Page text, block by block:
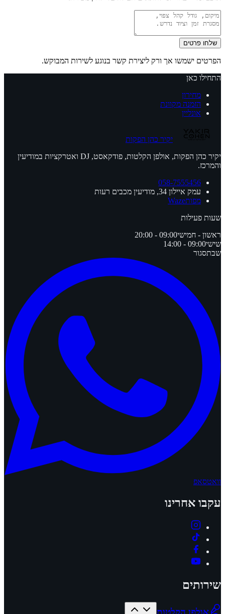
שלחו פרטים
הפרטים ישמשו אך ורק ליצירת קשר בנוגע לשירות המבוקש.
התחילו כאן
מחירון
הזמנה מקוונת
אונליין
יקיר כהן הפקות
יקיר כהן הפקות, אולפן הקלטות, פודקאסט, DJ ואטרקציות במודיעין
והמרכז.
058-7555456
עמק איילון 34, מודיעין מכבים רעות
מפותWaze
שעות פעילות
ראשון - חמישי09:00 - 20:00
שישי09:00 - 14:00
שבתסגור
וואטסאפ
עקבו אחרינו
שירותים